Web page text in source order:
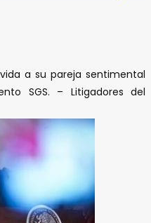
a su pareja sentimental
SGS. – Litigadores del